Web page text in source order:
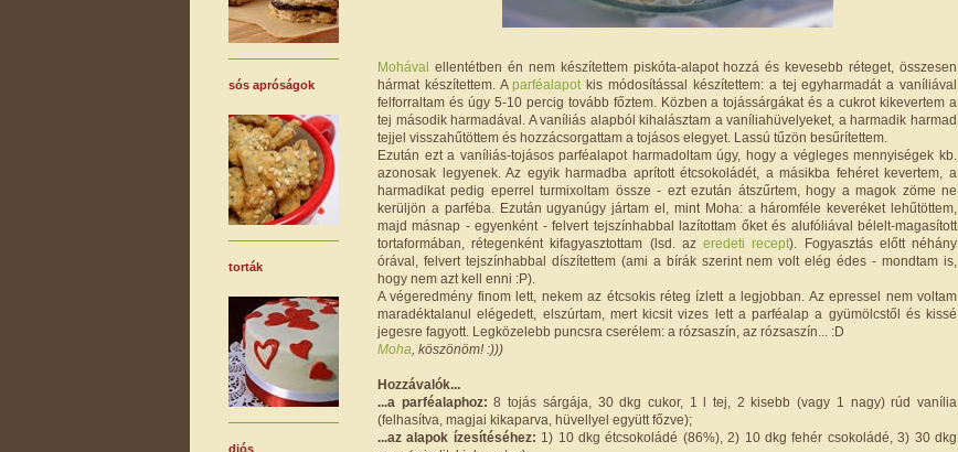
Mohával ellentétben én nem készítettem piskóta-alapot hozzá és kevesebb réteget, összesen
hármat készítettem. Aparféalapot kis módosítással készítettem: a tej egyharmadát a vaníliával
felforraltam és úgy 5-10 percig tovább főztem. Közben a tojássárgákat és a cukrot kikevertem a
tej második harmadával. A vaníliás alapból kihalásztam a vaníliahüvelyeket, a harmadik harmad
tejjel visszahűtöttem és hozzácsorgattam a tojásos elegyet. Lassú tűzön besűrítettem.
Ezután ezt a vaníliás-tojásos parféalapot harmadoltam úgy, hogy a végleges mennyiségek kb.
azonosak legyenek. Az egyik harmadba aprított étcsokoládét, a másikba fehéret kevertem, a
harmadikat pedig eperrel turmixoltam össze - ezt ezután átszűrtem, hogy a magok zöme ne
kerüljön a parféba. Ezután ugyanúgy jártam el, mint Moha: a háromféle keveréket lehűtöttem,
majd másnap - egyenként - felvert tejszínhabbal lazítottam őket és alufóliával bélelt-magasított
tortaformában, rétegenként kifagyasztottam (lsd. azeredeti recept). Fogyasztás előtt néhány
órával, felvert tejszínhabbal díszítettem (ami a bírák szerint nem volt elég édes - mondtam is,
hogy nem azt kell enni :P).
A végeredmény finom lett, nekem az étcsokis réteg ízlett a legjobban. Az epressel nem voltam
maradéktalanul elégedett, elszúrtam, mert kicsit vizes lett a parféalap a gyümölcstől és kissé
jegesre fagyott. Legközelebb puncsra cserélem: a rózsaszín, az rózsaszín... :D
Moha , köszönöm! :)))
Hozzávalók...
...a parféalaphoz: 8 tojás sárgája, 30 dkg cukor, 1 l tej, 2 kisebb (vagy 1 nagy) rúd vanília
(felhasítva, magjai kikaparva, hüvellyel együtt főzve);
...az alapok ízesítéséhez: 1) 10 dkg étcsokoládé (86%), 2) 10 dkg fehér csokoládé, 3) 30 dkg
sós apróságok
torták
diós